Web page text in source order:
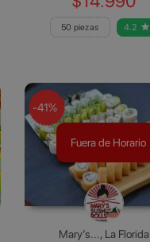
50 piezas 4.2
Fuera de Horario
-41%
Mary’s..., La Florida